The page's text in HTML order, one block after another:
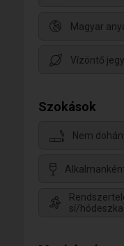
Magyar
Vízöntő
Szokások
Nem
sí/